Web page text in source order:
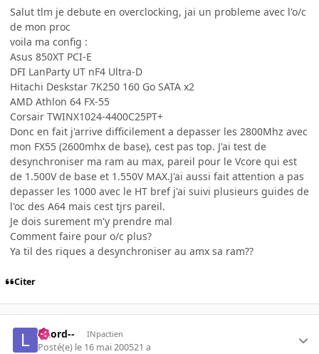
Salut tlm je debute en overclocking, jai un probleme avec l'o/c
de mon proc
voila ma config :
Asus 850XT PCI-E
DFI LanParty UT nF4 Ultra-D
Hitachi Deskstar 7K250 160 Go SATA x2
AMD Athlon 64 FX-55
Corsair TWINX1024-4400C25PT+
Donc en fait j'arrive difficilement a depasser les 2800Mhz avec
mon FX55 (2600mhx de base), cest pas top. J'ai test de
desynchroniser ma ram au max, pareil pour le Vcore qui est
de 1.500V de base et 1.550V MAX.J'ai aussi fait attention a pas
depasser les 1000 avec le HT bref j'ai suivi plusieurs guides de
l'oc des A64 mais cest tjrs pareil.
Je dois surement m'y prendre mal
Comment faire pour o/c plus?
Ya til des riques a desynchroniser au amx sa ram??
Citer
--Lord-- INpactien
Posté(e) le 16 mai 200521 a